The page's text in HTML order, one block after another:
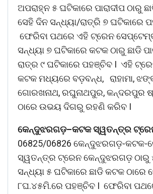
ଅପରାହ୍ନ ୫ ଘଟିକାରେ ପାରାଦୀପ ଠାରୁ
ସେହି ଦିନ ସନ୍ଧ୍ୟା/ରାତ୍ରି ୭ ଘଟିକାରେ
ଫେରିବା ପଥରେ ଏହି ଟ୍ରେନ
ସନ୍ଧ୍ୟା ୭ ଘଟିକାରେ କଟକ ଠାରୁ ଛାଡି
ରାତ୍ର ୯ ଘଟିକାରେ ପହଞ୍ଚିବ I ଏହି
କଟକ ମଧ୍ୟରେ ବଡ଼ବନ୍ଧ, ରାହାମା,
ଗୋରଖନାଥ, ରଘୁନାଥପୁର, କନ୍ଦରପୁର
ଠାରେ ଉଭୟ ଦିଗରୁ ରହଣି କରିବ I
କେନ୍ଦୁଝରଗଡ଼–କଟକସ୍ୱତନ୍ତ୍ର
06825/06826 କେନ୍ଦୁଝରଗଡ଼-
ସ୍ୱତନ୍ତ୍ର ଟ୍ରେନ କେନ୍ଦୁଝରଗଡ଼ ଠାରୁ
ସନ୍ଧ୍ୟା ୫ ଘଟିକାରେ ଛାଡି କଟକ ଠାରେ
୮ଘ.୪୫ମି.ରେ ପହଞ୍ଚିବ I ଫେରିବା